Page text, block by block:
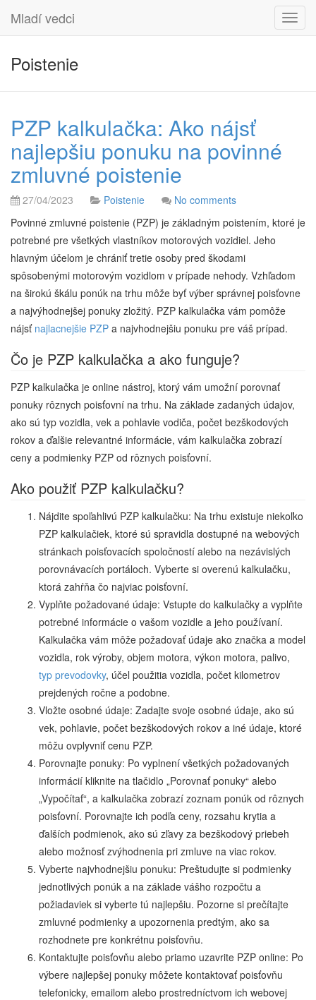
Mladí vedci
Poistenie
PZP kalkulačka: Ako nájsť
najlepšiu ponuku na povinné
zmluvné poistenie
27/04/2023 Poistenie
No comments
Povinné zmluvné poistenie (PZP) je základným poistením, ktoré je
potrebné pre všetkých vlastníkov motorových vozidiel. Jeho
hlavným účelom je chrániť tretie osoby pred škodami
spôsobenými motorovým vozidlom v prípade nehody. Vzhľadom
na širokú škálu ponúk na trhu môže byť výber správnej poisťovne
a najvýhodnejšej ponuky zložitý. PZP kalkulačka vám pomôže
nájsť najlacnejšie PZP a najvhodnejšiu ponuku pre váš prípad.
Čo je PZP kalkulačka a ako funguje?
PZP kalkulačka je online nástroj, ktorý vám umožní porovnať
ponuky rôznych poisťovní na trhu. Na základe zadaných údajov,
ako sú typ vozidla, vek a pohlavie vodiča, počet bezškodových
rokov a ďalšie relevantné informácie, vám kalkulačka zobrazí
ceny a podmienky PZP od rôznych poisťovní.
Ako použiť PZP kalkulačku?
Nájdite spoľahlivú PZP kalkulačku: Na trhu existuje niekoľko
PZP kalkulačiek, ktoré sú spravidla dostupné na webových
stránkach poisťovacích spoločností alebo na nezávislých
porovnávacích portáloch. Vyberte si overenú kalkulačku,
ktorá zahŕňa čo najviac poisťovní.
Vyplňte požadované údaje: Vstupte do kalkulačky a vyplňte
potrebné informácie o vašom vozidle a jeho používaní.
Kalkulačka vám môže požadovať údaje ako značka a model
vozidla, rok výroby, objem motora, výkon motora, palivo,
typ prevodovky, účel použitia vozidla, počet kilometrov
prejdených ročne a podobne.
Vložte osobné údaje: Zadajte svoje osobné údaje, ako sú
vek, pohlavie, počet bezškodových rokov a iné údaje, ktoré
môžu ovplyvniť cenu PZP.
Porovnajte ponuky: Po vyplnení všetkých požadovaných
informácií kliknite na tlačidlo „Porovnať ponuky“ alebo
„Vypočítať“, a kalkulačka zobrazí zoznam ponúk od rôznych
poisťovní. Porovnajte ich podľa ceny, rozsahu krytia a
ďalších podmienok, ako sú zľavy za bezškodový priebeh
alebo možnosť zvýhodnenia pri zmluve na viac rokov.
Vyberte najvhodnejšiu ponuku: Preštudujte si podmienky
jednotlivých ponúk a na základe vášho rozpočtu a
požiadaviek si vyberte tú najlepšiu. Pozorne si prečítajte
zmluvné podmienky a upozornenia predtým, ako sa
rozhodnete pre konkrétnu poisťovňu.
Kontaktujte poisťovňu alebo priamo uzavrite PZP online: Po
výbere najlepšej ponuky môžete kontaktovať poisťovňu
telefonicky, emailom alebo prostredníctvom ich webovej